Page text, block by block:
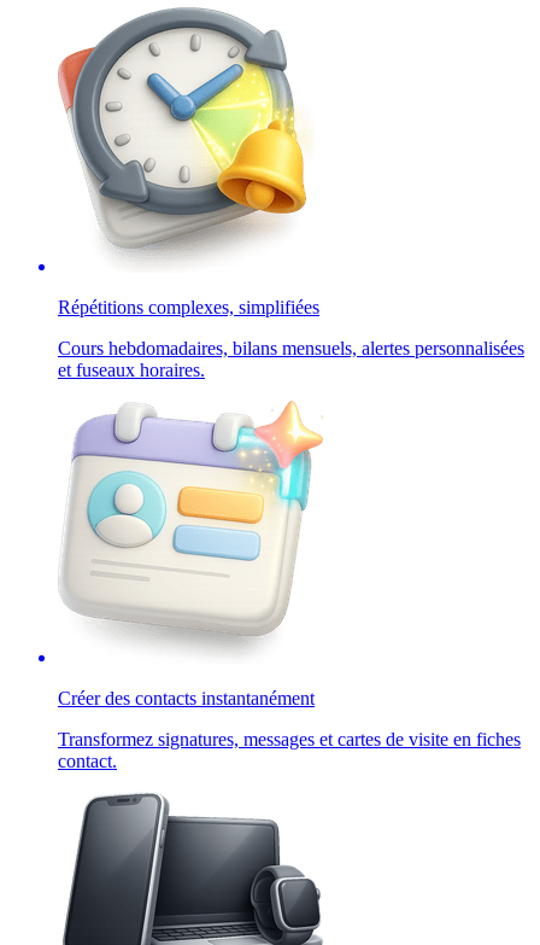
Répétitions complexes, simplifiées
Cours hebdomadaires, bilans mensuels, alertes personnalisées
et fuseaux horaires.
Créer des contacts instantanément
Transformez signatures, messages et cartes de visite en fiches
contact.